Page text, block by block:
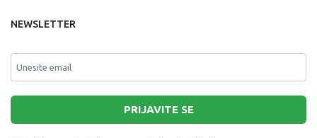
NEWSLETTER
PRIJAVITE SE